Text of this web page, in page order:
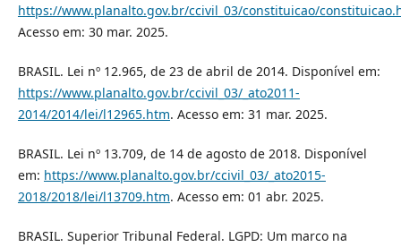
https://www.planalto.gov.br/ccivil_03/constituicao/
Acesso em: 30 mar. 2025.
BRASIL. Lei nº 12.965, de 23 de abril de 2014. Disponível em:
https://www.planalto.gov.br/ccivil_03/_ato2011-
2014/2014/lei/l12965.htm. Acesso em: 31 mar. 2025.
BRASIL. Lei nº 13.709, de 14 de agosto de 2018. Disponível
em: https://www.planalto.gov.br/ccivil_03/_ato2015-
2018/2018/lei/l13709.htm. Acesso em: 01 abr. 2025.
BRASIL. Superior Tribunal Federal. LGPD: Um marco na